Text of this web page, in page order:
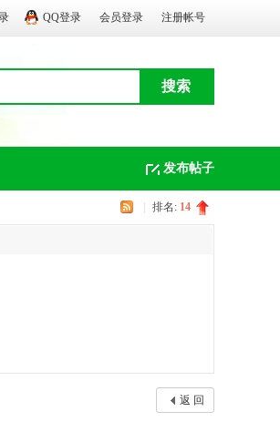
QQ登录 会员登录 注册帐号
搜索
发布帖子
排名: 14
返 回